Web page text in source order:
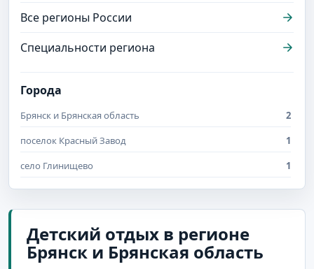
Все регионы России
Специальности региона
Города
Брянск и Брянская область
2
поселок Красный Завод
1
село Глинищево
1
Детский отдых в регионе
Брянск и Брянская область